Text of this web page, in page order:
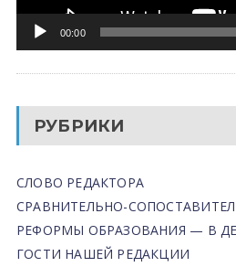
00:00
РУБРИКИ
СЛОВО РЕДАКТОРА
СРАВНИТЕЛЬНО-
РЕФОРМЫ ОБРАЗОВАНИЯ — В
ГОСТИ НАШЕЙ РЕДАКЦИИ